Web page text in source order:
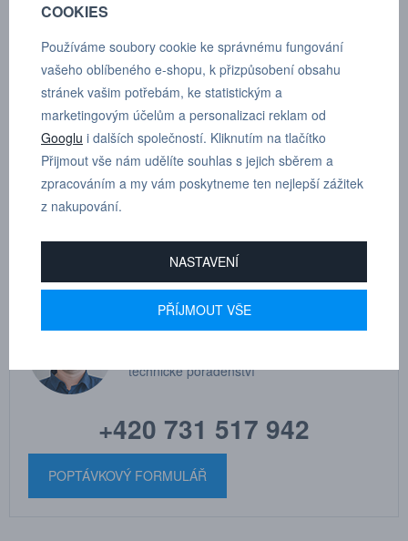
Jmenovitý průtočný průměr: 10 mm
Max. pracovní tlak: 12 bar
Min. průtlak: 48 bar
Rozmezí teplot: -20°C až +100°C
Materiál: Pozinkovaná ocel/zinek
Média: Stlačený vzduch, neutrální plyn
MARTIN
technické poradenství
+420 731 517 942
POPTÁVKOVÝ FORMULÁŘ
COOKIES
Používáme soubory cookie ke správnému fungování
vašeho oblíbeného e-shopu, k přizpůsobení obsahu
stránek vašim potřebám, ke statistickým a
marketingovým účelům a personalizaci reklam od
Googlu i dalších společností. Kliknutím na tlačítko
Přijmout vše nám udělíte souhlas s jejich sběrem a
zpracováním a my vám poskytneme ten nejlepší zážitek
z nakupování.
NASTAVENÍ
PŘÍJMOUT VŠE